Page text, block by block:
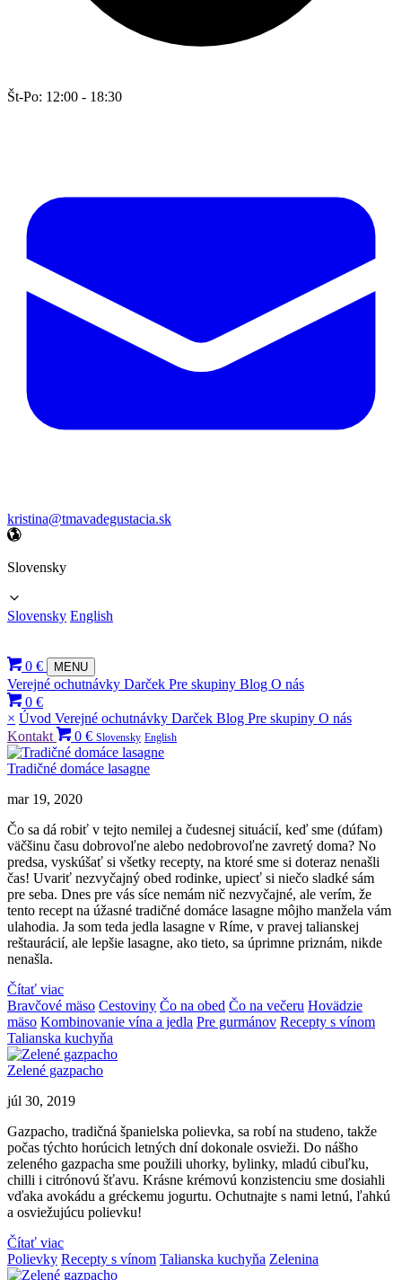
Št-Po: 12:00 - 18:30
kristina@tmavadegustacia.sk
Slovensky
Slovensky English
0 € MENU
Verejné ochutnávky Darček Pre skupiny Blog O nás
0 €
× Úvod Verejné ochutnávky Darček Blog Pre skupiny O nás
Kontakt
0 € Slovensky English
Tradičné domáce lasagne
mar 19, 2020
Čo sa dá robiť v tejto nemilej a čudesnej situácií, keď sme (dúfam)
väčšinu času dobrovoľne alebo nedobrovoľne zavretý doma? No
predsa, vyskúšať si všetky recepty, na ktoré sme si doteraz nenašli
čas! Uvariť nezvyčajný obed rodinke, upiecť si niečo sladké sám
pre seba. Dnes pre vás síce nemám nič nezvyčajné, ale verím, že
tento recept na úžasné tradičné domáce lasagne môjho manžela vám
ulahodia. Ja som teda jedla lasagne v Ríme, v pravej talianskej
reštaurácií, ale lepšie lasagne, ako tieto, sa úprimne priznám, nikde
nenašla.
Čítať viac
Bravčové mäso Cestoviny Čo na obed Čo na večeru Hovädzie
mäso Kombinovanie vína a jedla Pre gurmánov Recepty s vínom
Talianska kuchyňa
Zelené gazpacho
júl 30, 2019
Gazpacho, tradičná španielska polievka, sa robí na studeno, takže
počas týchto horúcich letných dní dokonale osvieži. Do nášho
zeleného gazpacha sme použili uhorky, bylinky, mladú cibuľku,
chilli i citrónovú šťavu. Krásne krémovú konzistenciu sme dosiahli
vďaka avokádu a gréckemu jogurtu. Ochutnajte s nami letnú, ľahkú
a osviežujúcu polievku!
Čítať viac
Polievky Recepty s vínom Talianska kuchyňa Zelenina